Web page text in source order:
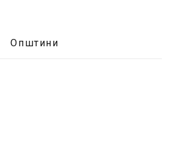
Општини